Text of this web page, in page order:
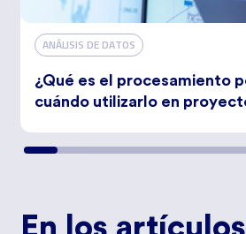
ANÁLISIS DE DATOS
¿Qué es el procesamiento
cuándo utilizarlo en